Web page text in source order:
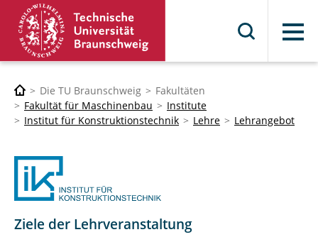
Menü
Die TU Braunschweig
Fakultäten
Fakultät für Maschinenbau
Institute
Institut für Konstruktionstechnik
Lehre Lehrangebot
Ziele der Lehrveranstaltung